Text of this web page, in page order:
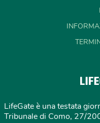
LifeGate è una testata
Tribunale di Como, 27/